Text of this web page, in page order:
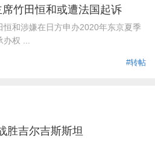
竹田恒和或遭法国起诉
恒和涉嫌在日方申办2020年东京夏季
权 ...
#转帖
胜吉尔吉斯斯坦